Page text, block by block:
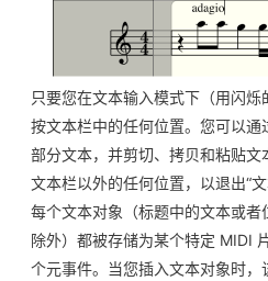
只要您在文本输入模式下（用闪
按文本栏中的任何位置。您可以
部分文本，并剪切、拷贝和粘贴
文本栏以外的任何位置，以退出“文
每个文本对象（标题中的文本或
除外）都被存储为某个特定 MIDI
个元事件。当您插入文本对象时